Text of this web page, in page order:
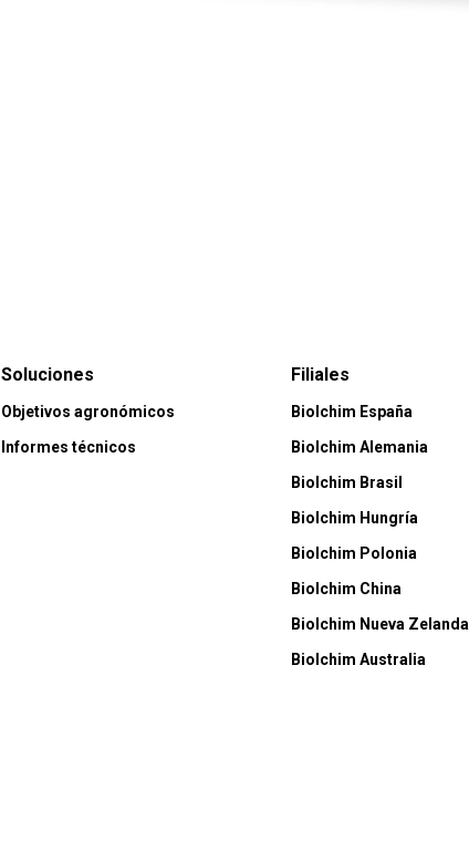
Soluciones
Objetivos agronómicos
Informes técnicos
Filiales
Biolchim España
Biolchim Alemania
Biolchim Brasil
Biolchim Hungría
Biolchim Polonia
Biolchim China
Biolchim Nueva Zelanda
Biolchim Australia